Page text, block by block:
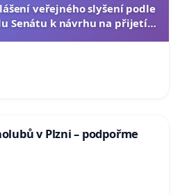
veřejného slyšení podle
Senátu k návrhu na přijetí
v Plzni – podpořme